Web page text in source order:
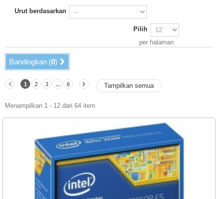
Urut berdasarkan
Pilih
per halaman
Bandingkan (0)
Tampilkan semua
1 2 3 ... 6
Menampilkan 1 - 12 dari 64 item